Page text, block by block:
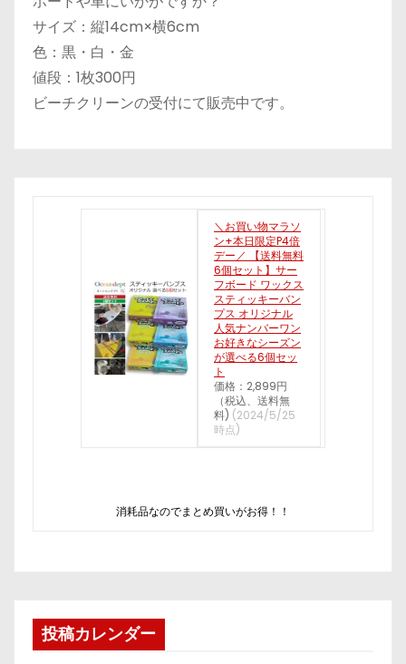
サイズ：縦14cm×横6cm
色：黒・白・金
値段：1枚300円
ビーチクリーンの受付にて販売中です。
＼お買い物マラソ
ン+本日限定P4倍
デー／ 【送料無料
6個セット】サー
フボード ワックス
スティッキーバン
プス オリジナル
人気ナンバーワン
お好きなシーズン
が選べる6個セッ
ト
価格：2,899円
（税込、送料無
料) (2024/5/25
時点)
消耗品なのでまとめ買いがお得！！
投稿カレンダー